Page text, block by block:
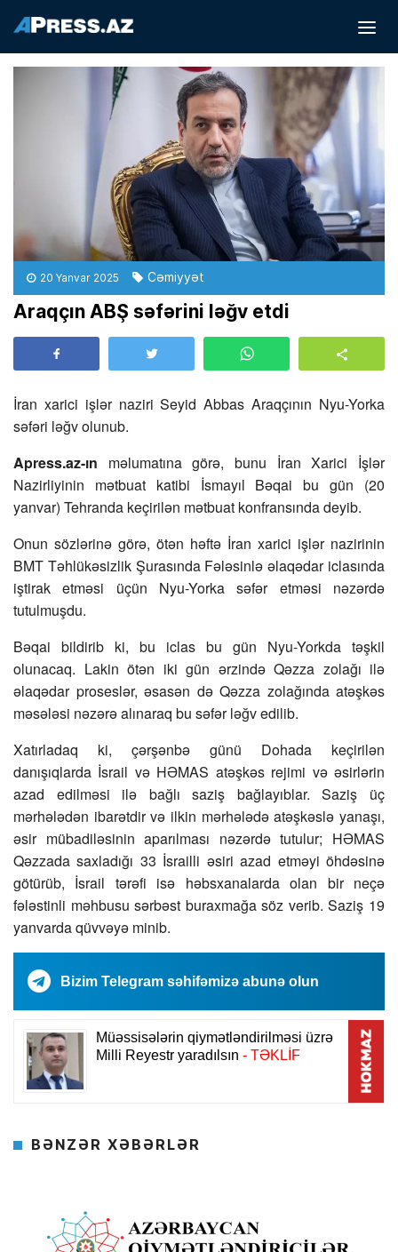
20 Yanvar 2025 Cəmiyyət
Araqçın ABŞ səfərini ləğv etdi
İran xarici işlər naziri Seyid Abbas Araqçının Nyu-Yorka
səfəri ləğv olunub.
Apress.az-ın məlumatına görə, bunu İran Xarici İşlər
Nazirliyinin mətbuat katibi İsmayıl Bəqai bu gün (20
yanvar) Tehranda keçirilən mətbuat konfransında deyib.
Onun sözlərinə görə, ötən həftə İran xarici işlər nazirinin
BMT Təhlükəsizlik Şurasında Fələsinlə əlaqədar iclasında
iştirak etməsi üçün Nyu-Yorka səfər etməsi nəzərdə
tutulmuşdu.
Bəqai bildirib ki, bu iclas bu gün Nyu-Yorkda təşkil
olunacaq. Lakin ötən iki gün ərzində Qəzza zolağı ilə
əlaqədar proseslər, əsasən də Qəzza zolağında atəşkəs
məsələsi nəzərə alınaraq bu səfər ləğv edilib.
Xatırladaq ki, çərşənbə günü Dohada keçirilən
danışıqlarda İsrail və HƏMAS atəşkəs rejimi və əsirlərin
azad edilməsi ilə bağlı saziş bağlayıblar. Saziş üç
mərhələdən ibarətdir və ilkin mərhələdə atəşkəslə yanaşı,
əsir mübadiləsinin aparılması nəzərdə tutulur; HƏMAS
Qəzzada saxladığı 33 İsrailli əsiri azad etməyi öhdəsinə
götürüb, İsrail tərəfi isə həbsxanalarda olan bir neçə
fələstinli məhbusu sərbəst buraxmağa söz verib. Saziş 19
yanvarda qüvvəyə minib.
Bizim Telegram səhifəmizə abunə olun
BƏNZƏR XƏBƏRLƏR